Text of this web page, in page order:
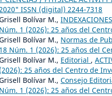
ISSN (digital) 2244-7318
Bolívar M., INDEXACIONES
Núm. 1 (2026): 25 años del
Bolívar M., Normas de
18 Núm. 1 (2026): 25 años del
Bolívar M., Editorial ,
(2026): 25 años del Centro de
Bolívar M., Consejo
Núm. 1 (2026): 25 años del